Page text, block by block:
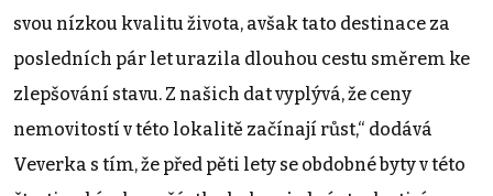
svou nízkou kvalitu života, avšak tato destinace za
posledních pár let urazila dlouhou cestu směrem ke
zlepšování stavu. Z našich dat vyplývá, že ceny
nemovitostí v této lokalitě začínají růst,“ dodává
Veverka s tím, že před pěti lety se obdobné byty v této